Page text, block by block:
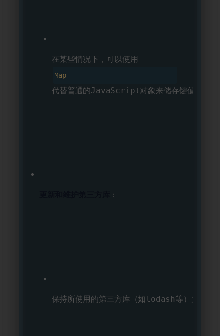
在某些情况下，可以使用
Map
代替普通的JavaScript对象来储存键值对。因
：
保持所使用的第三方库（如lodash等）为最新